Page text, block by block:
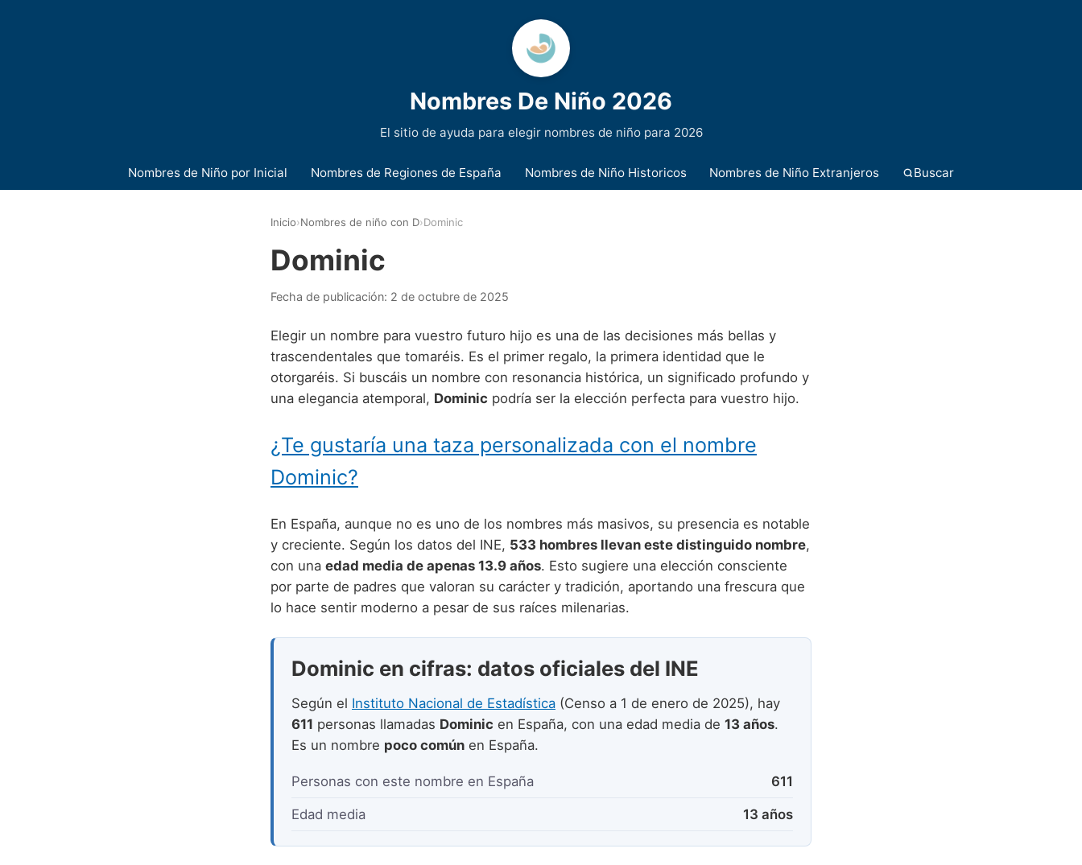
Nombres De Niño 2026
El sitio de ayuda para elegir nombres de niño para 2026
Nombres de Niño por Inicial Nombres de Regiones de España Nombres de Niño Historicos Nombres de Niño Extranjeros Buscar
Inicio›Nombres de niño con D›Dominic
Dominic
Fecha de publicación: 2 de octubre de 2025
Elegir un nombre para vuestro futuro hijo es una de las decisiones más bellas y
trascendentales que tomaréis. Es el primer regalo, la primera identidad que le
otorgaréis. Si buscáis un nombre con resonancia histórica, un significado profundo y
una elegancia atemporal, Dominic podría ser la elección perfecta para vuestro hijo.
¿Te gustaría una taza personalizada con el nombre
Dominic?
En España, aunque no es uno de los nombres más masivos, su presencia es notable
y creciente. Según los datos del INE, 533 hombres llevan este distinguido nombre,
con una edad media de apenas 13.9 años. Esto sugiere una elección consciente
por parte de padres que valoran su carácter y tradición, aportando una frescura que
lo hace sentir moderno a pesar de sus raíces milenarias.
Dominic en cifras: datos oficiales del INE
Según el Instituto Nacional de Estadística (Censo a 1 de enero de 2025), hay
611 personas llamadas Dominic en España, con una edad media de 13 años.
Es un nombre poco común en España.
Personas con este nombre en España 611
Edad media 13 años